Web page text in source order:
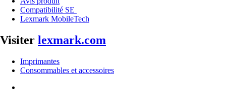
Compatibilité SE
Lexmark MobileTech
Visiter lexmark.com
Imprimantes
Consommables et accessoires